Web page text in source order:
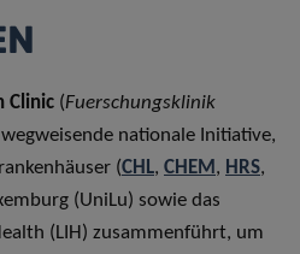
Clinic (Fuerschungsklinik
nationale Initiative,
(CHL, CHEM , HRS,
(UniLu) sowie das
(LIH) zusammenführt, um